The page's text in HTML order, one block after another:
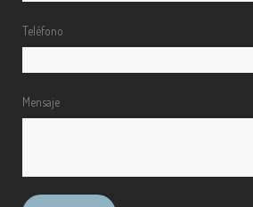
Teléfono
Mensaje